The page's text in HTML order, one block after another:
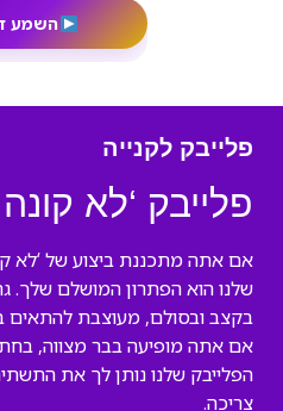
השמע
פלייבק לקנייה
פלייבק ‘לא
אם אתה מתכננת ביצוע של ‘לא
שלנו הוא הפתרון המושלם שלך.
בקצב ובסולם, מעוצבת להתאים
אם אתה מופיעה בבר מצווה,
הפלייבק שלנו נותן לך את
צריכה.